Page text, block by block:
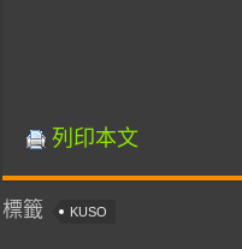
列印本文
標籤 KUSO